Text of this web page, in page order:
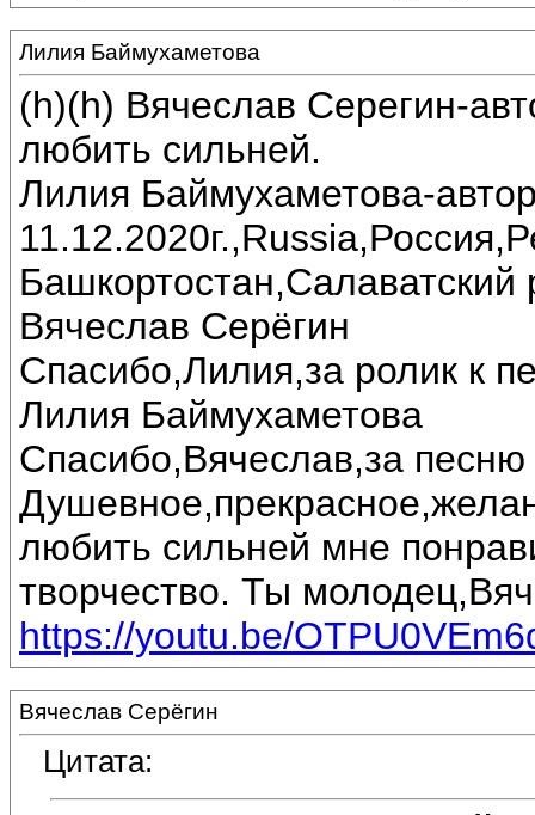
Лилия Баймухаметова
(h)(h) Вячеслав Серегин-
любить сильней.
Лилия Баймухаметова-
Вячеслав Серёгин
Спасибо,Лилия,за ролик к
Лилия Баймухаметова
Спасибо,Вячеслав,за песню
любить сильней мне
творчество. Ты
https://youtu.be/
Вячеслав Серёгин
Цитата: